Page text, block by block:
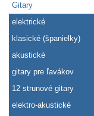
Gitary
elektrické
klasické (španielky)
akustické
gitary pre ľavákov
12 strunové gitary
elektro-akustické